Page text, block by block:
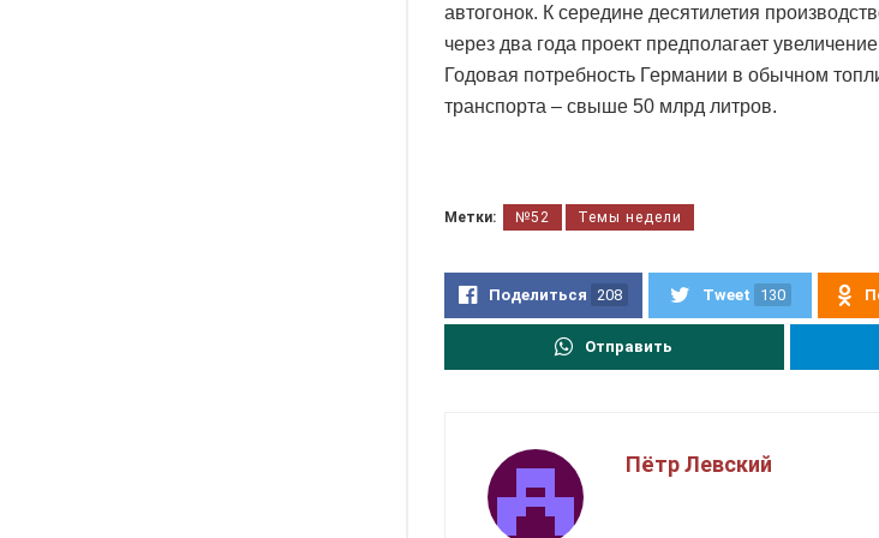
автогонок. К середине десятилетия
через два года проект предполагает
Годовая потребность Германии в обычном
транспорта – свыше 50 млрд литров.
Метки: №52 Темы недели
Поделиться 208 Tweet 130
Отправить
Пётр Левский